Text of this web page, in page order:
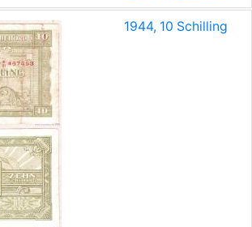
1944, 10 Schilling